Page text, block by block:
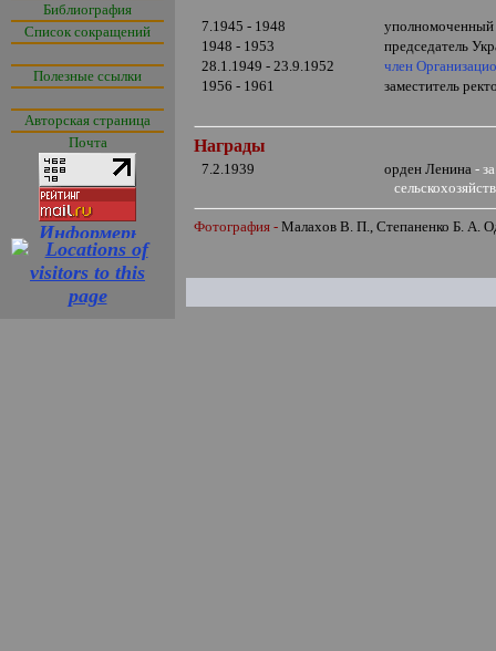
Библиография
Список сокращений
Полезные ссылки
Авторская страница
Почта
7.1945 - 1948
1948 - 1953
председатель
28.1.1949 - 23.9.1952
член
1956 - 1961
заместитель
Награды
7.2.1939 орден Ленина-
Фотография - Малахов В. П., Степаненко Б. А.